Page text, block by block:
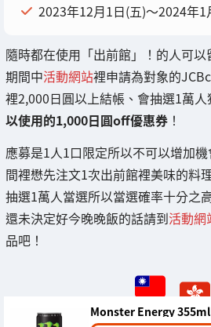
2023年12月1日(五)～2024年1
隨時都在使用「出前館」！的人可以
期間中活動網站裡申請為對象的
裡2,000日圓以上結帳、會抽選1萬人
以使用的1,000日圓off優惠券 ！
應募是1人1口限定所以不可以增加
間裡懋先注文1次出前館裡美味的料
抽選1萬人當選所以當選確率十分之
還未決定好今晚晚飯的話請到活動網
品吧！
Monster Energy 355ml